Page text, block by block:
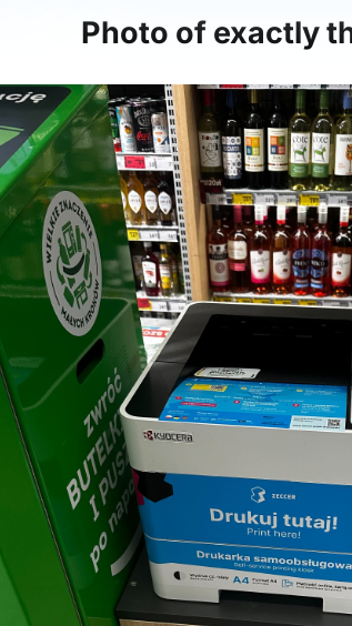
Photo of exactly